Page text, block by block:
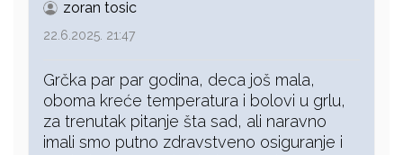
zoran tosic
22.6.2025. 21:47
Grčka par par godina, deca još mala,
oboma kreće temperatura i bolovi u grlu,
za trenutak pitanje šta sad, ali naravno
imali smo putno zdravstveno osiguranje i